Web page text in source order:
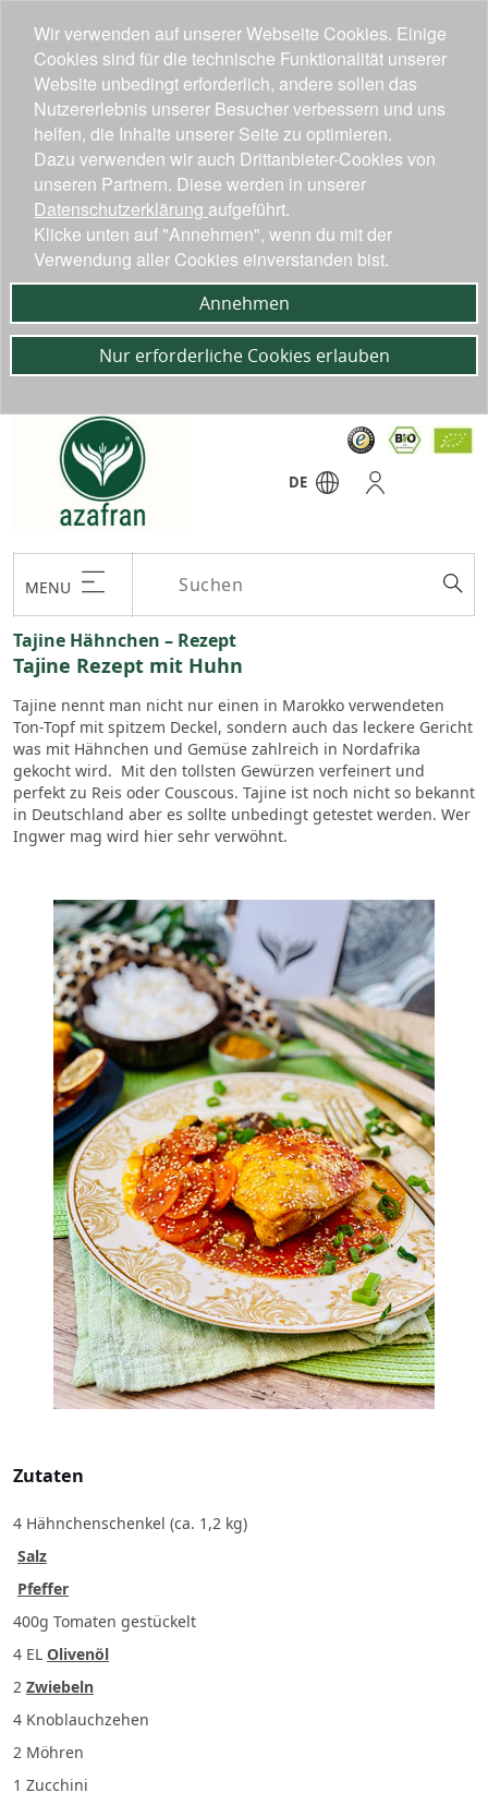
DE
MENU
Tajine Hähnchen – Rezept
Tajine Rezept mit Huhn
Tajine nennt man nicht nur einen in Marokko verwendeten
Ton-Topf mit spitzem Deckel, sondern auch das leckere Gericht
was mit Hähnchen und Gemüse zahlreich in Nordafrika
gekocht wird. Mit den tollsten Gewürzen verfeinert und
perfekt zu Reis oder Couscous. Tajine ist noch nicht so bekannt
in Deutschland aber es sollte unbedingt getestet werden. Wer
Ingwer mag wird hier sehr verwöhnt.
Zutaten
4 Hähnchenschenkel (ca. 1,2 kg)
Salz
Pfeffer
400g Tomaten gestückelt
4 EL Olivenöl
2 Zwiebeln
4 Knoblauchzehen
2 Möhren
1 Zucchini
Wir verwenden auf unserer Webseite Cookies. Einige
Cookies sind für die technische Funktionalität unserer
Website unbedingt erforderlich, andere sollen das
Nutzererlebnis unserer Besucher verbessern und uns
helfen, die Inhalte unserer Seite zu optimieren.
Dazu verwenden wir auch Drittanbieter-Cookies von
unseren Partnern. Diese werden in unserer
Datenschutzerklärung aufgeführt.
Klicke unten auf "Annehmen", wenn du mit der
Verwendung aller Cookies einverstanden bist.
Annehmen
Nur erforderliche Cookies erlauben